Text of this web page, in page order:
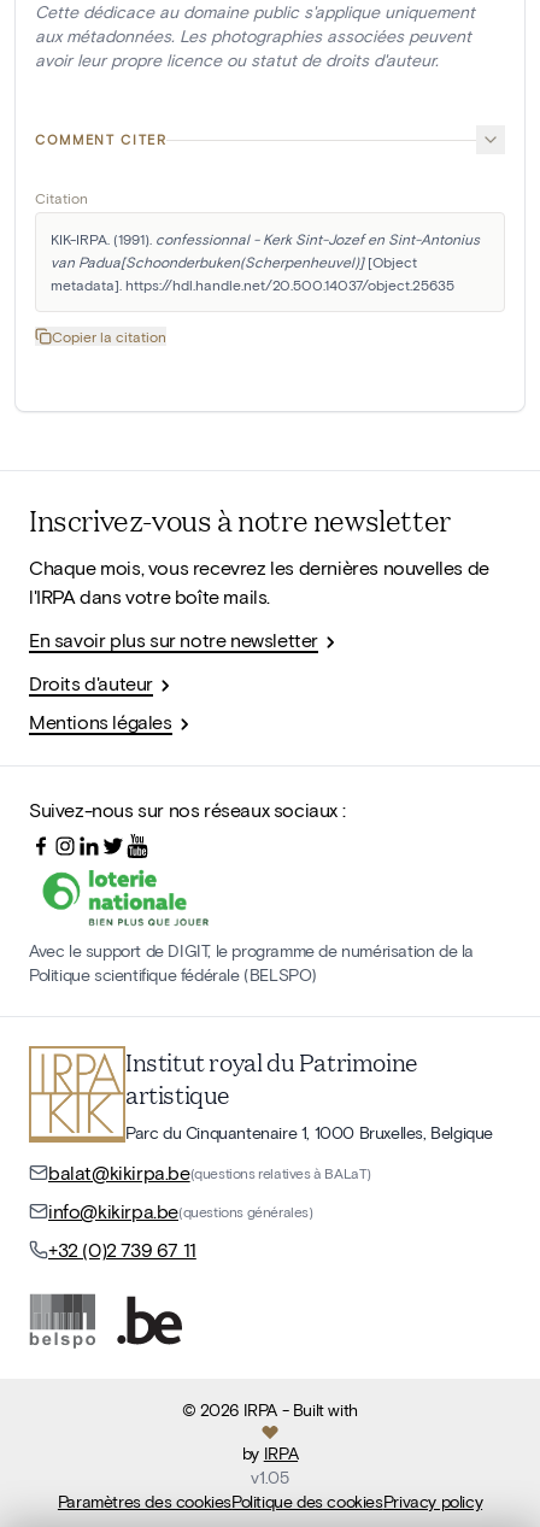
Cette dédicace au domaine public s'applique uniquement
aux métadonnées. Les photographies associées peuvent
avoir leur propre licence ou statut de droits d'auteur.
COMMENT CITER
Citation
KIK-IRPA. (1991). confessionnal - Kerk Sint-Jozef en Sint-Antonius
van Padua[Schoonderbuken(Scherpenheuvel)] [Object
metadata]. https://hdl.handle.net/20.500.14037/object.25635
Copier la citation
Inscrivez-vous à notre newsletter
Chaque mois, vous recevrez les dernières nouvelles de
l'IRPA dans votre boîte mails.
En savoir plus sur notre newsletter
Droits d'auteur
Mentions légales
Suivez-nous sur nos réseaux sociaux :
Avec le support de DIGIT, le programme de numérisation de la
Politique scientifique fédérale (BELSPO)
Institut royal du Patrimoine
artistique
Parc du Cinquantenaire 1, 1000 Bruxelles, Belgique
balat@kikirpa.be(questions relatives à BALaT)
info@kikirpa.be(questions générales)
+32 (0)2 739 67 11
©2026 IRPA- Built with
by IRPA
v1.05
Paramètres des cookiesPolitique des cookiesPrivacy policy